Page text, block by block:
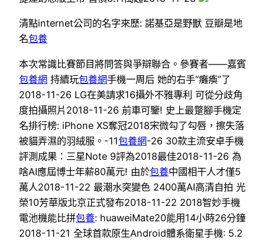
清點internet公司的名字來歷: 諾基亞是野獸 豆瓣是地
名包養
本次常識比賽節目將問答與爭辯聯合。參賽者——嘉賓
包養網 持續玩包養網手機一周后 她的右手“癱瘓”了
2018-11-26 LG在美請求16攝外不雅專利 可從分歧角
度拍攝照片2018-11-26 前車可鑒! 史上最蹩腳手機定
名排行榜: iPhone XS奪冠2018宋微勾了勾唇，擦失落
被貓弄濕的羽絨服。-11包養網-26 30款主流安卓手機
評測成果：三星Note 9評為2018最佳2018-11-26 為
啥AI應屆博士年薪80萬元! 由於包養中國相干人才僅5
萬人2018-11-22 最潮水突變色 2400萬AI高清自拍 光
榮10芳華版北京正式發布2018-11-22 2018智妙手機
電池機能比拼包養: huaweiMate20能用14小時26分鐘
2018-11-21 全球首款原生Android體系衛星手機: 5.2